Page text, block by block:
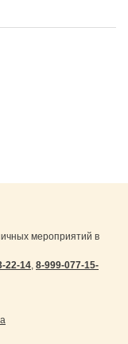
мероприятий в
22-14, 8-999-077-15-